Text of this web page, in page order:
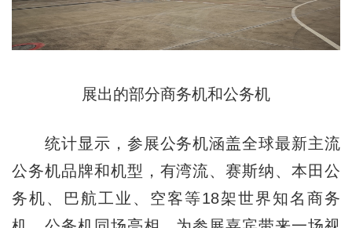
展出的部分商务机和公务机
统计显示，参展公务机涵盖全球最新主流
公务机品牌和机型，有湾流、赛斯纳、本田公
务机、巴航工业、空客等18架世界知名商务